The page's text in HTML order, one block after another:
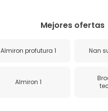
Mejores ofertas
Almiron profutura 1 Nan
Almiron 1